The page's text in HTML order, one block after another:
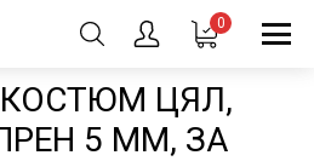
0
ЦЯЛ,
5 ММ, ЗА